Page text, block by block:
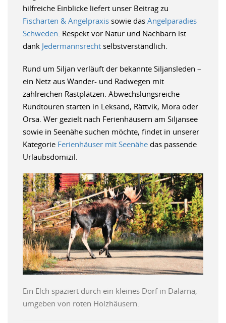
hilfreiche Einblicke liefert unser Beitrag zu
Fischarten & Angelpraxis sowie das Angelparadies
Schweden. Respekt vor Natur und Nachbarn ist
dank Jedermannsrecht selbstverständlich.
Rund um Siljan verläuft der bekannte Siljansleden –
ein Netz aus Wander- und Radwegen mit
zahlreichen Rastplätzen. Abwechslungsreiche
Rundtouren starten in Leksand, Rättvik, Mora oder
Orsa. Wer gezielt nach Ferienhäusern am Siljansee
sowie in Seenähe suchen möchte, findet in unserer
Kategorie Ferienhäuser mit Seenähe das passende
Urlaubsdomizil.
Ein Elch spaziert durch ein kleines Dorf in Dalarna,
umgeben von roten Holzhäusern.